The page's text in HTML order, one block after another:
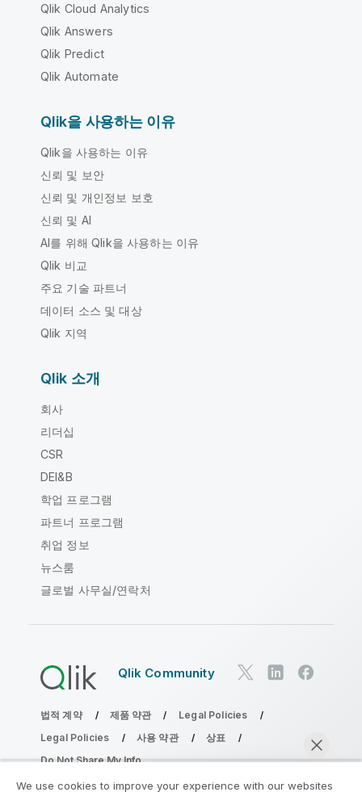
Qlik Cloud Analytics
Qlik Answers
Qlik Predict
Qlik Automate
Qlik을 사용하는 이유
Qlik을 사용하는 이유
신뢰 및 보안
신뢰 및 개인정보 보호
신뢰 및 AI
AI를 위해 Qlik을 사용하는 이유
Qlik 비교
주요 기술 파트너
데이터 소스 및 대상
Qlik 지역
Qlik 소개
회사
리더십
CSR
DEI&B
학업 프로그램
파트너 프로그램
취업 정보
뉴스룸
글로벌 사무실/연락처
Qlik Community
법적 계약 제품 약관
Legal Policies
Legal Policies
사용 약관
상표
Do Not Share My Info
Copyright © 1993-2026 QlikTech International AB. 무단 전재
We use cookies to improve your experience with our websites